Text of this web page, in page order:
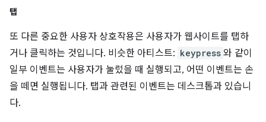
탭
또 다른 중요한 사용자 상호작용은 사용자가 웹사이트를 탭하
거나 클릭하는 것입니다. 비슷한 아티스트: keypress 와 같이
일부 이벤트는 사용자가 눌렀을 때 실행되고, 어떤 이벤트는 손
을 떼면 실행됩니다. 탭과 관련된 이벤트는 데스크톱과 있습니
다.